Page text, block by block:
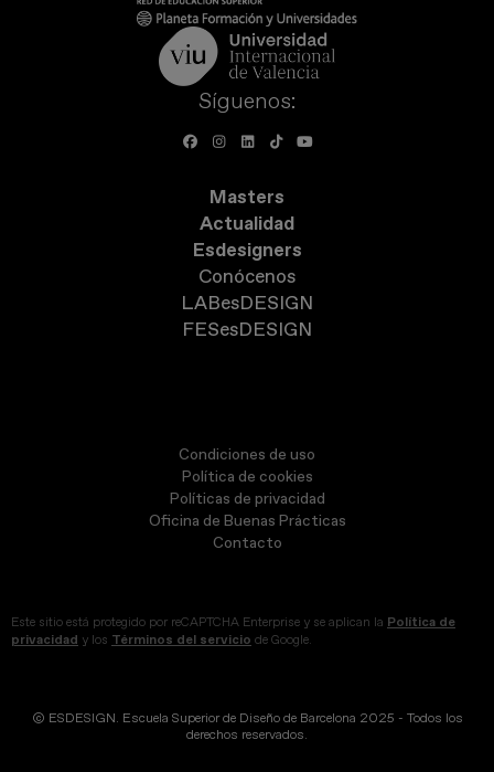
Síguenos:
Masters
Actualidad
Esdesigners
Conócenos
LABesDESIGN
FESesDESIGN
Condiciones de uso
Política de cookies
Políticas de privacidad
Oficina de Buenas Prácticas
Contacto
Este sitio está protegido por reCAPTCHA Enterprise y se aplican la Política de
privacidad y los Términos del servicio de Google.
© ESDESIGN. Escuela Superior de Diseño de Barcelona 2025 - Todos los
derechos reservados.